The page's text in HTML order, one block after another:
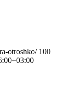
otroshko/ 100